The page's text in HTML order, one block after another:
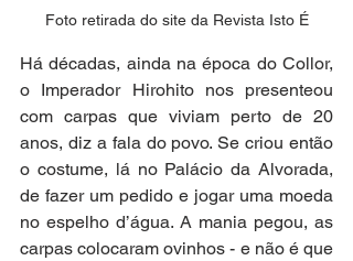
Foto retirada do site da Revista Isto É
Há décadas, ainda na época do Collor,
o Imperador Hirohito nos presenteou
com carpas que viviam perto de 20
anos, diz a fala do povo. Se criou então
o costume, lá no Palácio da Alvorada,
de fazer um pedido e jogar uma moeda
no espelho d’água. A mania pegou, as
carpas colocaram ovinhos - e não é que